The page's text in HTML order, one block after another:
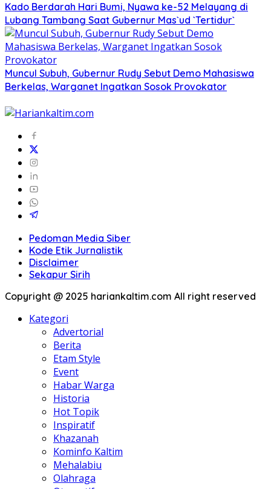
Kado Berdarah Hari Bumi, Nyawa ke-52 Melayang di
Lubang Tambang Saat Gubernur Mas`ud `Tertidur`
Muncul Subuh, Gubernur Rudy Sebut Demo Mahasiswa
Berkelas, Warganet Ingatkan Sosok Provokator
Pedoman Media Siber
Kode Etik Jurnalistik
Disclaimer
Sekapur Sirih
Copyright @ 2025 hariankaltim.com All right reserved
Kategori
Advertorial
Berita
Etam Style
Event
Habar Warga
Historia
Hot Topik
Inspiratif
Khazanah
Kominfo Kaltim
Mehalabiu
Olahraga